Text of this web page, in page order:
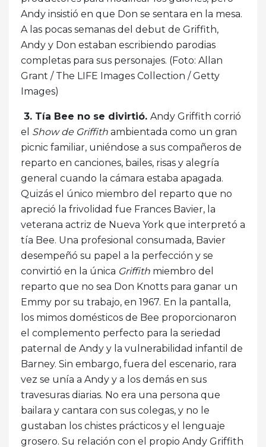
Andy insistió en que Don se sentara en la mesa.
A las pocas semanas del debut de Griffith,
Andy y Don estaban escribiendo parodias
completas para sus personajes. (Foto: Allan
Grant / The LIFE Images Collection / Getty
Images)
3. Tía Bee no se divirtió. Andy Griffith corrió
el Show de Griffith ambientada como un gran
picnic familiar, uniéndose a sus compañeros de
reparto en canciones, bailes, risas y alegría
general cuando la cámara estaba apagada.
Quizás el único miembro del reparto que no
apreció la frivolidad fue Frances Bavier, la
veterana actriz de Nueva York que interpretó a
tía Bee. Una profesional consumada, Bavier
desempeñó su papel a la perfección y se
convirtió en la única Griffith miembro del
reparto que no sea Don Knotts para ganar un
Emmy por su trabajo, en 1967. En la pantalla,
los mimos domésticos de Bee proporcionaron
el complemento perfecto para la seriedad
paternal de Andy y la vulnerabilidad infantil de
Barney. Sin embargo, fuera del escenario, rara
vez se unía a Andy y a los demás en sus
travesuras diarias. No era una persona que
bailara y cantara con sus colegas, y no le
gustaban los chistes prácticos y el lenguaje
grosero. Su relación con el propio Andy Griffith